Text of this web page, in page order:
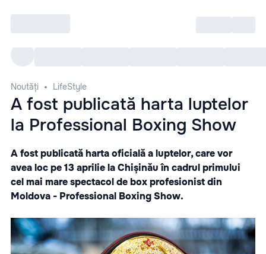
Noutăți LifeStyle
A fost publicată harta luptelor
la Professional Boxing Show
A fost publicată harta oficială a luptelor, care vor
avea loc pe 13 aprilie laChișinăuîn cadrul primului
cel mai mare spectacol de box profesionist din
Moldova - Professional Boxing Show.